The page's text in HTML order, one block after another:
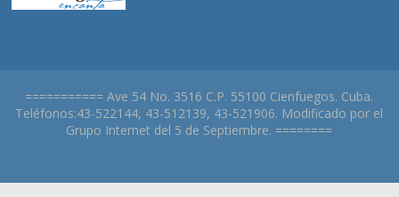
=========== Ave 54 No. 3516 C.P. 55100 Cienfuegos. Cuba.
Teléfonos:43-522144, 43-512139, 43-521906. Modificado por el
Grupo Internet del 5 de Septiembre. ========